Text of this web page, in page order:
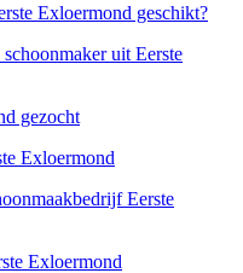
Exloermond geschikt?
uit Eerste
gezocht
Exloermond
Eerste
Exloermond